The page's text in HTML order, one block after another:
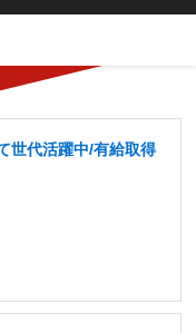
世代活躍中/有給取得